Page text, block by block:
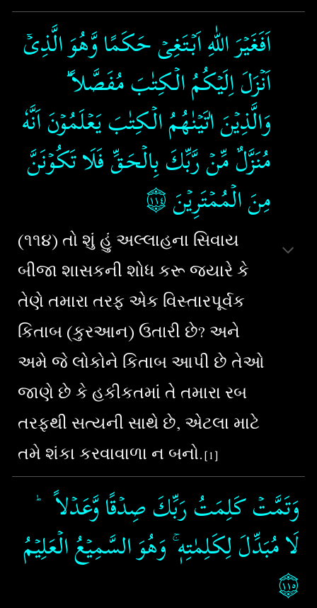
اَفَغَيۡرَ اللّٰهِ اَبۡتَغِىۡ حَكَمًا وَّهُوَ الَّذِىۡۤ
اَنۡزَلَ اِلَيۡكُمُ الۡـكِتٰبَ مُفَصَّلاً​ ؕ
وَالَّذِيۡنَ اٰتَيۡنٰهُمُ الۡـكِتٰبَ يَعۡلَمُوۡنَ اَنَّهٗ
مُنَزَّلٌ مِّنۡ رَّبِّكَ بِالۡحَـقِّ​ فَلَا تَكُوۡنَنَّ
مِنَ الۡمُمۡتَرِيۡنَ‏۝١١٤
(૧૧૪) તો શું હું અલ્લાહના સિવાય
બીજા શાસકની શોધ કરૂ જયારે કે
તેણે તમારા તરફ એક વિસ્તારપૂર્વક
કિતાબ (કુરઆન) ઉતારી છે? અને
અમે જે લોકોને કિતાબ આપી છે તેઓ
જાણે છે કે હકીકતમાં તે તમારા રબ
તરફથી સત્યની સાથે છે, એટલા માટે
તમે શંકા કરવાવાળા ન બનો.[1]
وَتَمَّتۡ كَلِمَتُ رَبِّكَ صِدۡقًا وَّعَدۡلاً ؕ
لَا مُبَدِّلَ لِكَلِمٰتِهٖ​ ۚ وَهُوَ السَّمِيۡعُ الۡعَلِيۡمُ
۝١١٥